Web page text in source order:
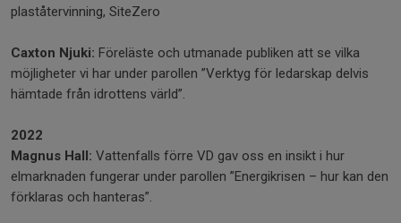
plaståtervinning, SiteZero
Caxton Njuki: Föreläste och utmanade publiken att se vilka
möjligheter vi har under parollen ”Verktyg för ledarskap delvis
hämtade från idrottens värld”.
2022
Magnus Hall: Vattenfalls förre VD gav oss en insikt i hur
elmarknaden fungerar under parollen ”Energikrisen – hur kan den
förklaras och hanteras”.